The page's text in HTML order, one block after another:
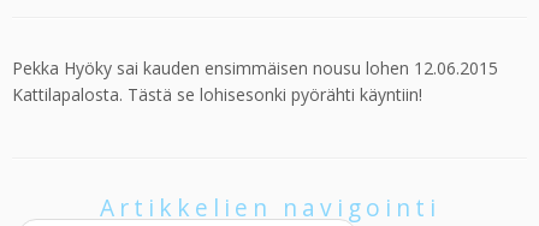
Pekka Hyöky sai kauden ensimmäisen nousu lohen 12.06.2015
Kattilapalosta. Tästä se lohisesonki pyörähti käyntiin!
Artikkelien navigointi